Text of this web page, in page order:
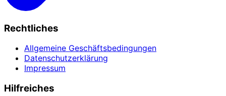
Rechtliches
Allgemeine Geschäftsbedingungen
Datenschutzerklärung
Impressum
Hilfreiches